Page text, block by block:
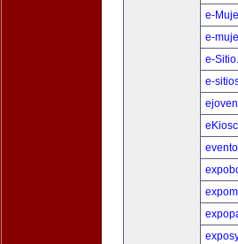
e-
e-
e-
e-